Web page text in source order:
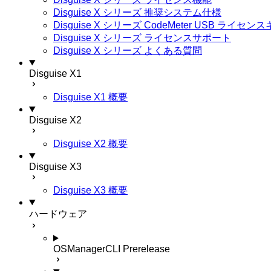
Disguise X シリーズ 推奨システム仕様
Disguise X シリーズ CodeMeter USB ライセンス
Disguise X シリーズ ライセンスサポート
Disguise X シリーズ よくある質問
Disguise X1
Disguise X1 概要
Disguise X2
Disguise X2 概要
Disguise X3
Disguise X3 概要
ハードウェア
OSManagerCLI Prerelease